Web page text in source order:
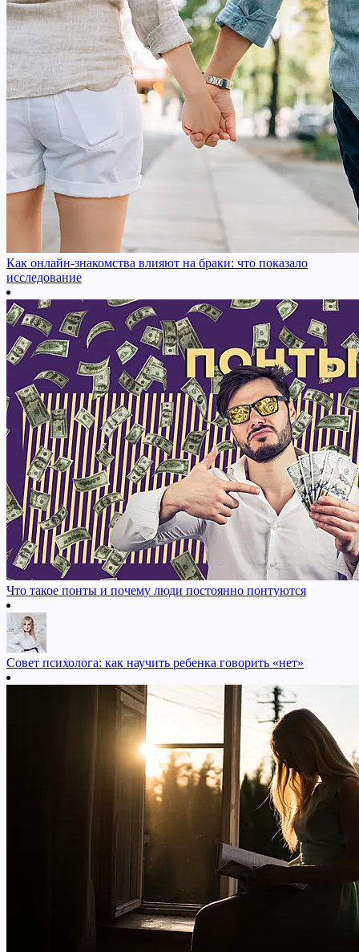
Как онлайн-знакомства влияют на браки: что показало
исследование
Что такое понты и почему люди постоянно понтуются
Совет психолога: как научить ребенка говорить «нет»